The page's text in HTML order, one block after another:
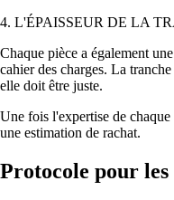
4. L'ÉPAISSEUR DE LA
Chaque pièce a également
cahier des charges. La
elle doit être juste.
Une fois l'expertise de
une estimation de rachat.
Protocole pour